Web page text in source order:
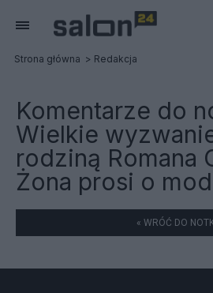
Strona główna Redakcja
Komentarze do
Wielkie
rodziną Romana
Żona prosi o
« WRÓĆ DO